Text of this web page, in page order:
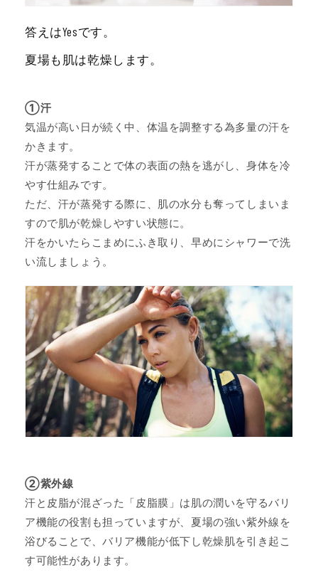
答えはYesです。
夏場も肌は乾燥します。
①汗
気温が高い日が続く中、体温を調整する為多量の汗を
かきます。
汗が蒸発することで体の表面の熱を逃がし、身体を冷
やす仕組みです。
ただ、汗が蒸発する際に、肌の水分も奪ってしまいま
すので肌が乾燥しやすい状態に。
汗をかいたらこまめにふき取り、早めにシャワーで洗
い流しましょう。
②紫外線
汗と皮脂が混ざった「皮脂膜」は肌の潤いを守るバリ
ア機能の役割も担っていますが、夏場の強い紫外線を
浴びることで、バリア機能が低下し乾燥肌を引き起こ
す可能性があります。